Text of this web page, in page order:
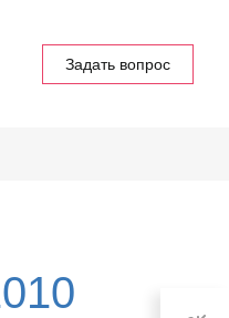
Задать вопрос